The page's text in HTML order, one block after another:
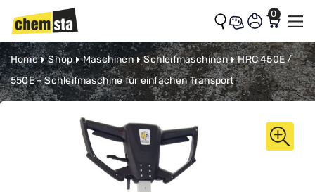
Zum Inhalt springen
0
Home Shop Maschinen Schleifmaschinen
HRC 450E /
550E – Schleifmaschine für einfachen Transport